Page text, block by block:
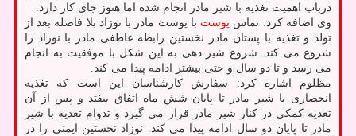
درباب اهمیت تغذیه با شیر مادر انجام شده اما هنوز جای کار دارد.
وی اضافه کرد: تماس پوست با پوست مادر با نوزاد بلا فاصله بعد از
تولد و تغذیه با پستان مادر نخستین رابطه عاطفی مادر با نوزاد را
شروع می کند. شروع شیر دهی به این شکل با موفقیت به انجام
می رسد و تا دو سال و حتی بیشتر ادامه پیدا می کند.
مظلوم اشاره کرد: سفارش کارشناسان این است که تغذیه
انحصاری با شیر مادر تا پایان شش ماه اتفاق بیفتد و پس از آن
تغذیه کمکی در کنار شیر مادر قرار می گیرد و تدوام تغذیه با شیر
مادر تا پایان دو سال ادامه پیدا می کند. نوزاد نخستین ایمنی را در